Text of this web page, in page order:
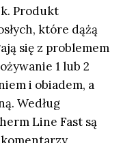
Produkt
które dążą
się z problemem
1 lub 2
i obiadem, a
Według
Line Fast są